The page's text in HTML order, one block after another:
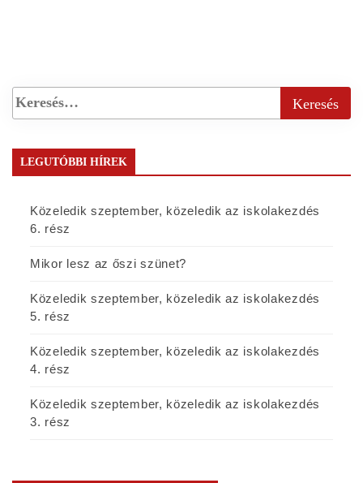
LEGUTÓBBI HÍREK
Közeledik szeptember, közeledik az iskolakezdés
6. rész
Mikor lesz az őszi szünet?
Közeledik szeptember, közeledik az iskolakezdés
5. rész
Közeledik szeptember, közeledik az iskolakezdés
4. rész
Közeledik szeptember, közeledik az iskolakezdés
3. rész